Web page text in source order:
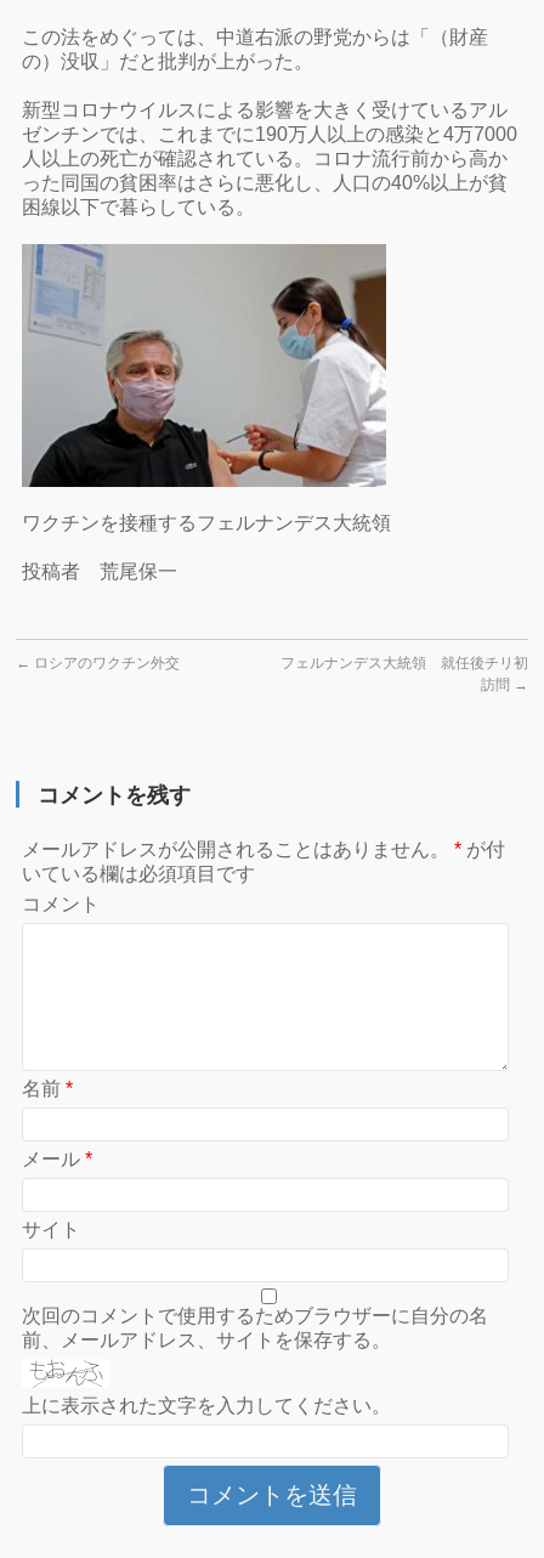
この法をめぐっては、中道右派の野党からは「（財産
の）没収」だと批判が上がった。
新型コロナウイルスによる影響を大きく受けているアル
ゼンチンでは、これまでに190万人以上の感染と4万7000
人以上の死亡が確認されている。コロナ流行前から高か
った同国の貧困率はさらに悪化し、人口の40%以上が貧
困線以下で暮らしている。
ワクチンを接種するフェルナンデス大統領
投稿者 荒尾保一
← ロシアのワクチン外交
フェルナンデス大統領 就任後チリ初
訪問 →
コメントを残す
メールアドレスが公開されることはありません。 * が付
いている欄は必須項目です
コメント
名前*
メール*
サイト
次回のコメントで使用するためブラウザーに自分の名
前、メールアドレス、サイトを保存する。
上に表示された文字を入力してください。